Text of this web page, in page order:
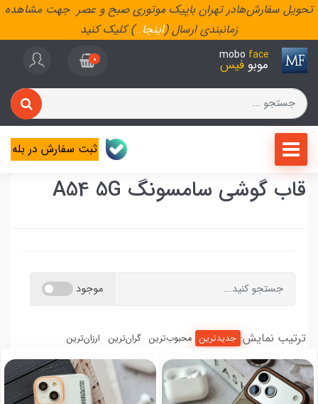
تحویل سفارش‌هادر تهران باپیک موتوری صبح و عصر جهت مشاهده
زمانبندی ارسال (اینجا..) کلیک کنید
mobo face
موبو فیس 0
ثبت سفارش در بله
قاب گوشی سامسونگ A54 5G
موجود
ترتیب نمایش: جدیدترین محبوب‌ترین گران‌ترین ارزان‌ترین